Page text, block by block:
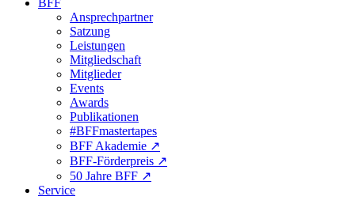
Ansprechpartner
Satzung
Leistungen
Mitgliedschaft
Mitglieder
Events
Awards
Publikationen
#BFFmastertapes
BFF Akademie ↗︎
BFF-Förderpreis ↗︎
50 Jahre BFF ↗︎
Service